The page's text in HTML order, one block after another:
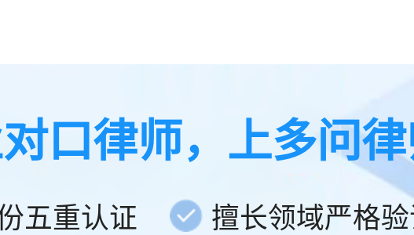
口律师，上多问
五重认证 擅长领域严格